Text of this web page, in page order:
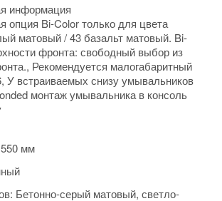
информация
опция Bi-Color только для цвета
матовый / 43 базальт матовый. Bi-
фронта: свободный выбор из
Рекомендуется малогабаритный
У встраиваемых снизу умывальников
монтаж умывальника в консоль
мм
Бетонно-серый матовый, светло-